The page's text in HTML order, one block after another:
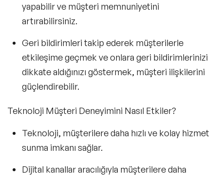
yapabilir ve müşteri memnuniyetini
artırabilirsiniz.
Geri bildirimleri takip ederek müşterilerle
etkileşime geçmek ve onlara geri bildirimlerinizi
dikkate aldığınızı göstermek, müşteri ilişkilerini
güçlendirebilir.
Teknoloji Müşteri Deneyimini Nasıl Etkiler?
Teknoloji, müşterilere daha hızlı ve kolay hizmet
sunma imkanı sağlar.
Dijital kanallar aracılığıyla müşterilere daha